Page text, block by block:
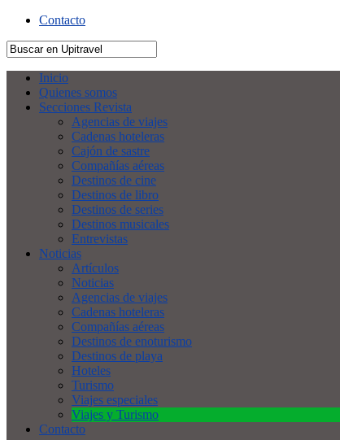
Contacto
Inicio
Quienes somos
Secciones Revista
Agencias de viajes
Cadenas hoteleras
Cajón de sastre
Compañías aéreas
Destinos de cine
Destinos de libro
Destinos de series
Destinos musicales
Entrevistas
Noticias
Artículos
Noticias
Agencias de viajes
Cadenas hoteleras
Compañías aéreas
Destinos de enoturismo
Destinos de playa
Hoteles
Turismo
Viajes especiales
Viajes y Turismo
Contacto